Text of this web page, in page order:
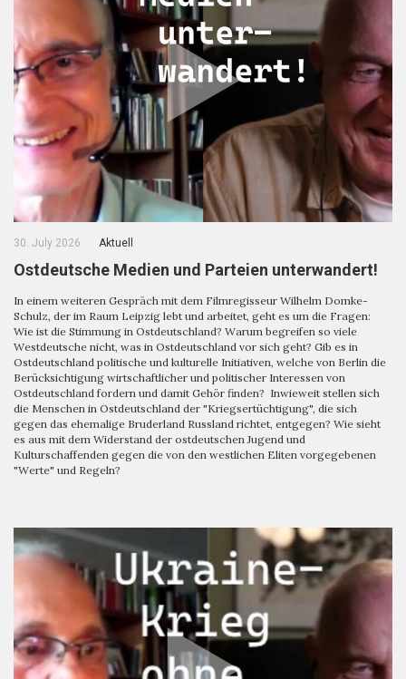
30. July 2026 Aktuell
Ostdeutsche Medien und Parteien unterwandert!
In einem weiteren Gespräch mit dem Filmregisseur Wilhelm Domke-
Schulz, der im Raum Leipzig lebt und arbeitet, geht es um die Fragen:
Wie ist die Stimmung in Ostdeutschland? Warum begreifen so viele
Westdeutsche nicht, was in Ostdeutschland vor sich geht? Gib es in
Ostdeutschland politische und kulturelle Initiativen, welche von Berlin die
Berücksichtigung wirtschaftlicher und politischer Interessen von
Ostdeutschland fordern und damit Gehör finden? Inwieweit stellen sich
die Menschen in Ostdeutschland der "Kriegsertüchtigung", die sich
gegen das ehemalige Bruderland Russland richtet, entgegen? Wie sieht
es aus mit dem Widerstand der ostdeutschen Jugend und
Kulturschaffenden gegen die von den westlichen Eliten vorgegebenen
"Werte" und Regeln?